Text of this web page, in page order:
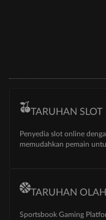
TARUHAN SLOT
Penyedia slot online
memudahkan pemain
TARUHAN
Sportsbook Gaming